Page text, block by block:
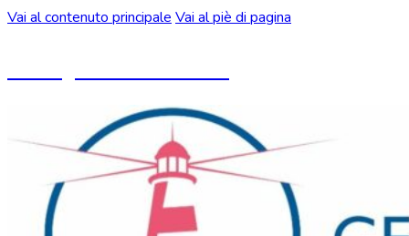
Vai al contenuto principale Vai al piè di pagina